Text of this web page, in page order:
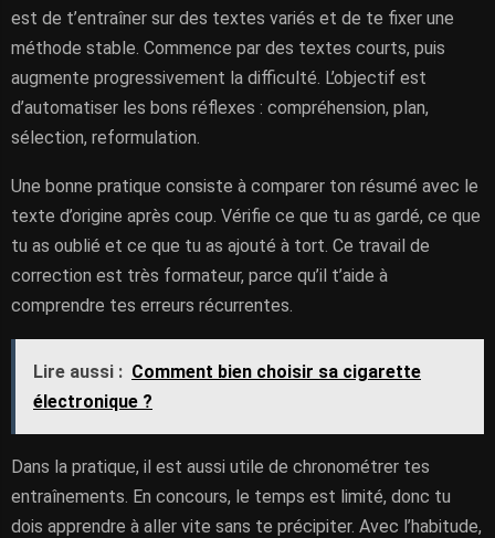
est de t’entraîner sur des textes variés et de te fixer une
méthode stable. Commence par des textes courts, puis
augmente progressivement la difficulté. L’objectif est
d’automatiser les bons réflexes : compréhension, plan,
sélection, reformulation.
Une bonne pratique consiste à comparer ton résumé avec le
texte d’origine après coup. Vérifie ce que tu as gardé, ce que
tu as oublié et ce que tu as ajouté à tort. Ce travail de
correction est très formateur, parce qu’il t’aide à
comprendre tes erreurs récurrentes.
Lire aussi : Comment bien choisir sa cigarette
électronique ?
Dans la pratique, il est aussi utile de chronométrer tes
entraînements. En concours, le temps est limité, donc tu
dois apprendre à aller vite sans te précipiter. Avec l’habitude,